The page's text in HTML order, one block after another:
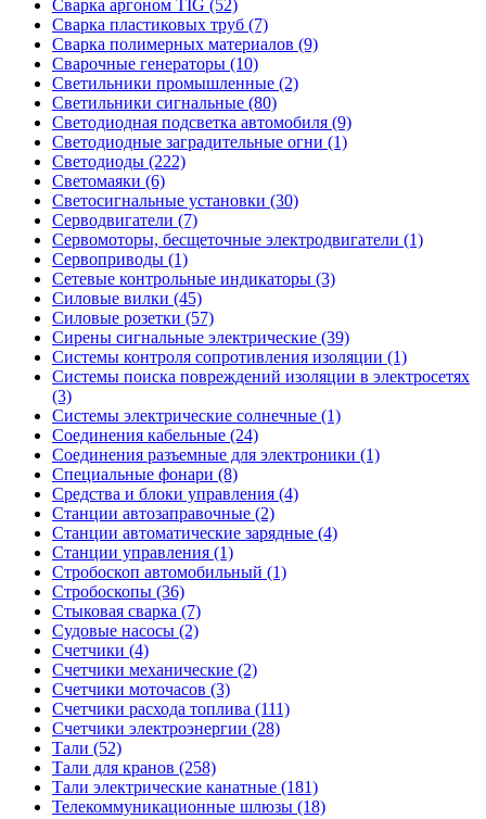
Сварка аргоном TIG (52)
Сварка пластиковых труб (7)
Сварка полимерных материалов (9)
Сварочные генераторы (10)
Светильники промышленные (2)
Светильники сигнальные (80)
Светодиодная подсветка автомобиля (9)
Светодиодные заградительные огни (1)
Светодиоды (222)
Светомаяки (6)
Светосигнальные установки (30)
Серводвигатели (7)
Сервомоторы, бесщеточные электродвигатели (1)
Сервоприводы (1)
Сетевые контрольные индикаторы (3)
Силовые вилки (45)
Силовые розетки (57)
Сирены сигнальные электрические (39)
Системы контроля сопротивления изоляции (1)
Системы поиска повреждений изоляции в электросетях
(3)
Системы электрические солнечные (1)
Соединения кабельные (24)
Соединения разъемные для электроники (1)
Специальные фонари (8)
Средства и блоки управления (4)
Станции автозаправочные (2)
Станции автоматические зарядные (4)
Станции управления (1)
Стробоскоп автомобильный (1)
Стробоскопы (36)
Стыковая сварка (7)
Судовые насосы (2)
Счетчики (4)
Счетчики механические (2)
Счетчики моточасов (3)
Счетчики расхода топлива (111)
Счетчики электроэнергии (28)
Тали (52)
Тали для кранов (258)
Тали электрические канатные (181)
Телекоммуникационные шлюзы (18)